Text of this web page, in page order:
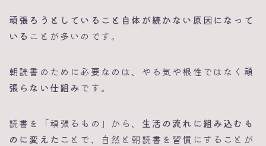
頑張ろうとしていること自体が続かない原因になって
いる ことが多いのです。
朝読書のために必要なのは、やる気や根性ではなく 頑
張らない仕組みです。
読書を「頑張るもの」から、 生活の流れに組み込むも
のに変えた ことで、自然と朝読書を習慣にすることが